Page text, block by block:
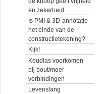
en zekerheid
Is PMI & 3D-annotatie
het einde van de
constructietekening?
Kijk!
Koudlas voorkomen
bij bout/moer-
verbindingen
Levenslang